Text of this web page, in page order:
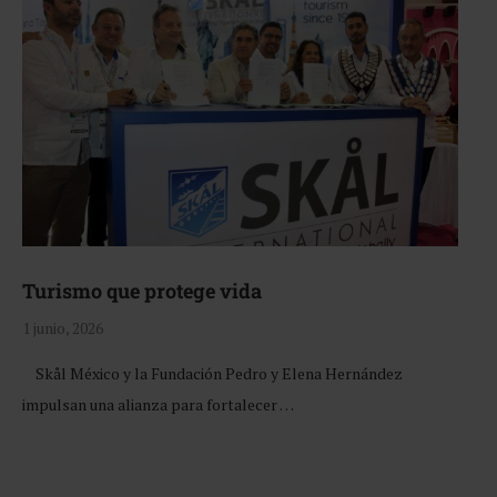
Turismo que protege vida
1 junio, 2026
Skål México y la Fundación Pedro y Elena Hernández
impulsan una alianza para fortalecer …